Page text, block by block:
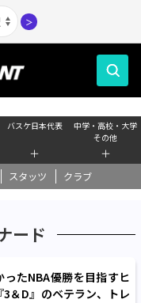
＞
バスケ日本代表
＋
中学・高校・大学
その他
＋
スタッツ クラブ
ード
たNBA優勝を目指すヒ
＆D』のベテラン、トレ